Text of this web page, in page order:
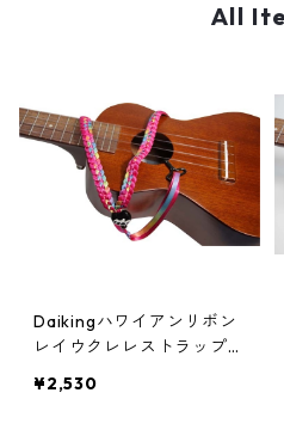
All
Daikingハワイアンリボン
レイウクレレストラップD
ー、湘南の自社工房よりお
¥2,530